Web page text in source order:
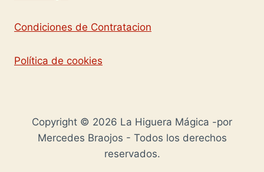
Condiciones de Contratacion
Política de cookies
Copyright © 2026 La Higuera Mágica -por
Mercedes Braojos - Todos los derechos
reservados.